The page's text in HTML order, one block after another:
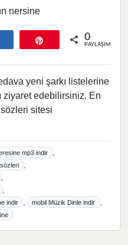
nersine
0
PAYLAŞIMLAR
yeni şarkı listelerine
ziyaret edebilirsiniz. En
sitesi
mp3 indir
indir mobil Müzik Dinle indir